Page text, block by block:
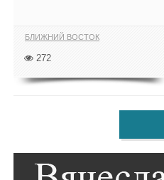
БЛИЖНИЙ ВОСТОК
272